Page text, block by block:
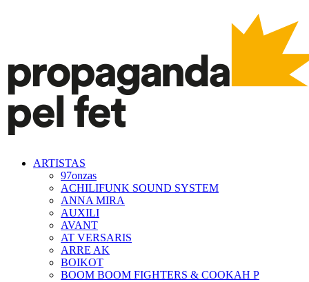
ARTISTAS
97onzas
ACHILIFUNK SOUND SYSTEM
ANNA MIRA
AUXILI
AVANT
AT VERSARIS
ARRE AK
BOIKOT
BOOM BOOM FIGHTERS & COOKAH P